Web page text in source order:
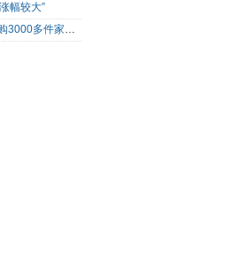
幅较大”
电商平台前员工利用系统漏洞，0元购3000多件家电！